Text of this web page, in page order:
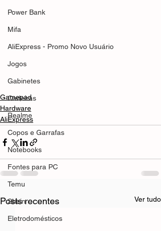
Power Bank
Mifa
AliExpress - Promo Novo Usuário
Jogos
Gabinetes
Cadeiras
Realme
Copos e Garrafas
Notebooks
Fontes para PC
Temu
Shein
Eletrodomésticos
Gamepad
Hardware
AliExpress
Posts recentes Ver tudo